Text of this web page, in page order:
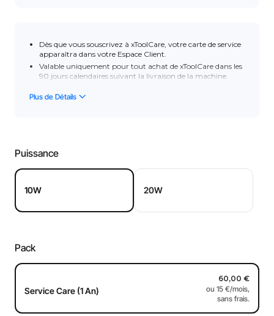
Dès que vous souscrivez à xToolCare, votre carte de service
apparaîtra dans votre Espace Client.
Valable uniquement pour tout achat de xToolCare dans les
90 jours calendaires suivant la livraison de la machine.
question logicielle ou matérielle.
Puissance
10W 20W
Pack
Service Care (1 An)
60,00 €